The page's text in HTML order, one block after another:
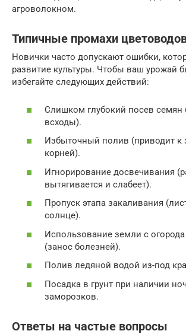
агроволокном.
Типичные промахи
Новички часто допускают ошибки,
развитие культуры. Чтобы ваш урожай
избегайте следующих действий:
Слишком глубокий посев семян
всходы).
Избыточный полив (приводит к
корней).
Игнорирование досвечивания
вытягивается и слабеет).
Пропуск этапа закаливания
солнце).
Использование земли с огорода
(занос болезней).
Полив ледяной водой из-под
Посадка в грунт при наличии
заморозков.
Ответы на частые вопросы